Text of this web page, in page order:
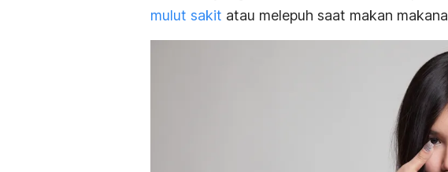
mulut sakit atau melepuh saat makan